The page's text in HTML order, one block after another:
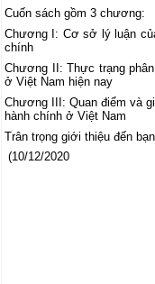
Cuốn sách gồm 3 chương:
Chương I: Cơ sở lý luận
chính
Chương II: Thực trạng
ở Việt Nam hiện nay
Chương III: Quan điểm và
hành chính ở Việt Nam
Trân trọng giới thiệu đến
(10/12/2020